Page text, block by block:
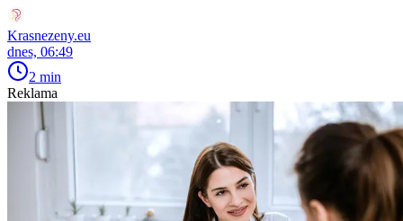
Krasnezeny.eu
dnes, 06:49
2 min
Reklama